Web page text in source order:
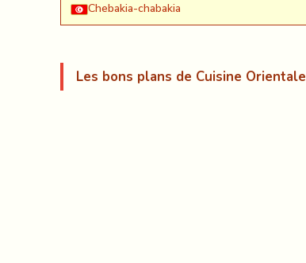
Chebakia-chabakia
Les bons plans de Cuisine Orientale